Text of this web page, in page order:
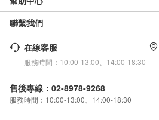
聯繫我們
在線客服
服務時間：10:00-13:00、14:00-18:30
售後專線：02-8978-9268
服務時間：10:00-13:00、14:00-18:30